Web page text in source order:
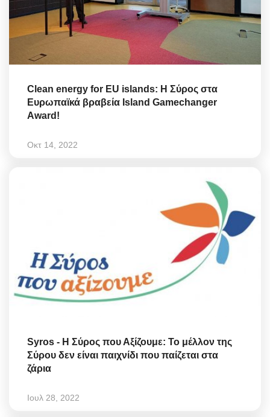
Clean energy for EU islands: Η Σύρος στα
Ευρωπαϊκά βραβεία Island Gamechanger
Award!
Οκτ 14, 2022
Syros - Η Σύρος που Αξίζουμε: Το μέλλον της
Σύρου δεν είναι παιχνίδι που παίζεται στα
ζάρια
Ιουλ 28, 2022